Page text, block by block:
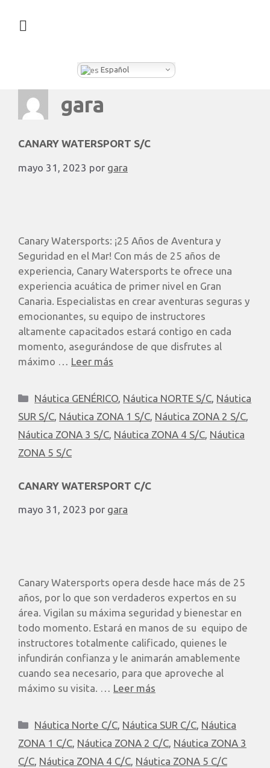
Español
gara
CANARY WATERSPORT S/C
mayo 31, 2023 por gara
Canary Watersports: ¡25 Años de Aventura y
Seguridad en el Mar! Con más de 25 años de
experiencia, Canary Watersports te ofrece una
experiencia acuática de primer nivel en Gran
Canaria. Especialistas en crear aventuras seguras y
emocionantes, su equipo de instructores
altamente capacitados estará contigo en cada
momento, asegurándose de que disfrutes al
máximo … Leer más
Náutica GENÉRICO Náutica NORTE S/C Náutica
SUR S/C Náutica ZONA 1 S/C Náutica ZONA 2 S/C
Náutica ZONA 3 S/C Náutica ZONA 4 S/C Náutica
ZONA 5 S/C
CANARY WATERSPORT C/C
mayo 31, 2023 por gara
Canary Watersports opera desde hace más de 25
años, por lo que son verdaderos expertos en su
área. Vigilan su máxima seguridad y bienestar en
todo momento. Estará en manos de su equipo de
instructores totalmente calificado, quienes le
infundirán confianza y le animarán amablemente
cuando sea necesario, para que aproveche al
máximo su visita. … Leer más
Náutica Norte C/C, Náutica SUR C/C, Náutica
ZONA 1 C/C, Náutica ZONA 2 C/C, Náutica ZONA 3
C/C, Náutica ZONA 4 C/C, Náutica ZONA 5 C/C